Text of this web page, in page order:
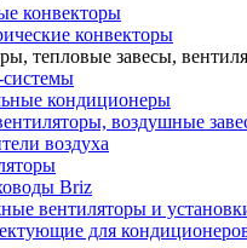
конвекторы
конвекторы
тепловые завесы,
кондиционеры
воздушные
воздуха
Briz
вентиляторы и
для